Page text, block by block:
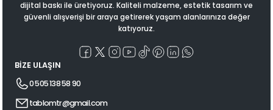
dijital baskı ile üretiyoruz. Kaliteli malzeme, estetik tasarım ve
güvenli alışverişi bir araya getirerek yaşam alanlarınıza değer
katıyoruz.
BİZE ULAŞIN
0 505 138 58 90
tablomtr@gmail.com